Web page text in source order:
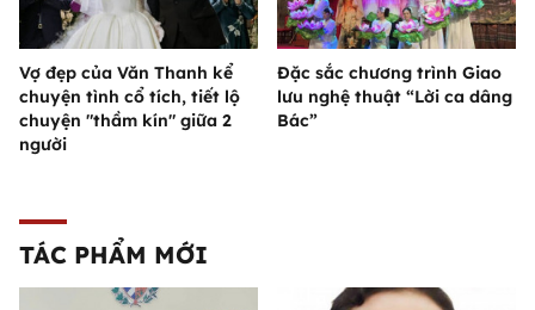
Vợ đẹp của Văn Thanh kể
chuyện tình cổ tích, tiết lộ
chuyện "thầm kín" giữa 2
người
Đặc sắc chương trình Giao
lưu nghệ thuật “Lời ca dâng
Bác”
TÁC PHẨM MỚI